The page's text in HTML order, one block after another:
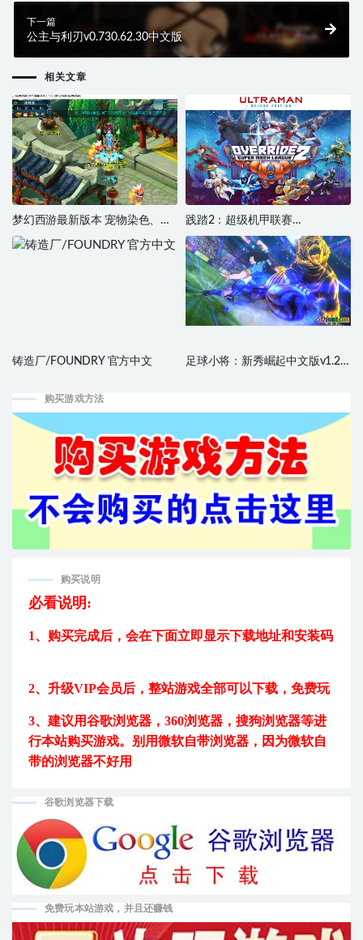
下一篇
公主与利刃v0.730.62.30中文版
相关文章
梦幻西游最新版本 宠物染色、结
婚系统、房屋系统、帮派、帮
战、比武、生死劫、飞升
践踏2：超级机甲联赛
（Override2:SuperMechLeague）
中文版，集成了所有DLC
铸造厂/FOUNDRY 官方中文
足球小将：新秀崛起中文版v1.20
购买游戏方法
购买说明
必看说明:
1、购买完成后， 会在下面立即显示下载地址和安装码
2、升级VIP会员后， 整站游戏全部可以下载，免费玩
3、建议用谷歌浏览器，360浏览器，搜狗浏览器等进
行本站购买游戏。 别用微软自带浏览器，因为微软自
带的浏览器不好用
谷歌浏览器下载
免费玩本站游戏，并且还赚钱